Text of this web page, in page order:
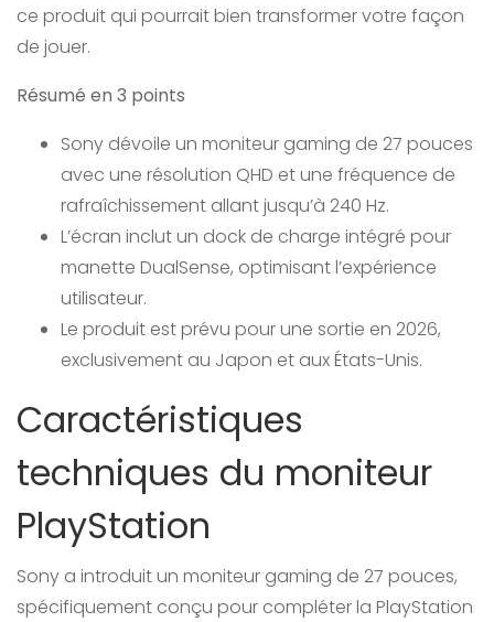
ce produit qui pourrait bien transformer votre façon
de jouer.
Résumé en 3 points
Sony dévoile un moniteur gaming de 27 pouces
avec une résolution QHD et une fréquence de
rafraîchissement allant jusqu’à 240 Hz.
L’écran inclut un dock de charge intégré pour
manette DualSense, optimisant l’expérience
utilisateur.
Le produit est prévu pour une sortie en 2026,
exclusivement au Japon et aux États-Unis.
Caractéristiques
techniques du moniteur
PlayStation
Sony a introduit un moniteur gaming de 27 pouces,
spécifiquement conçu pour compléter la PlayStation